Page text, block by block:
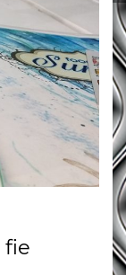
fie